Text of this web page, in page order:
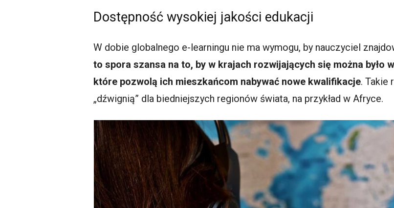
Dostępność wysokiej jakości edukacji
W dobie globalnego e-learningu nie ma wymogu, by nauczyciel
to spora szansa na to, by w krajach rozwijających się można było
które pozwolą ich mieszkańcom nabywać nowe kwalifikacje. Takie
„dźwignią” dla biedniejszych regionów świata, na przykład w Afryce.